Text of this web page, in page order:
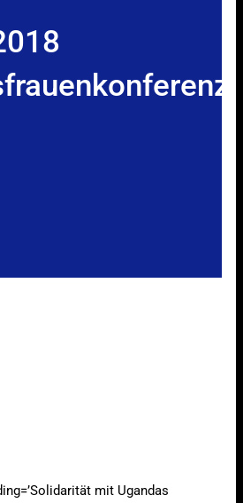
mit Ugandas